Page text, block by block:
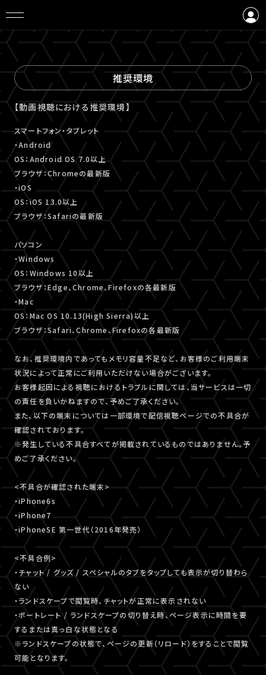
会員登録
推奨環境
【動画視聴における推奨環境】
スマートフォン・タブレット
・Android
OS：Android OS 7.0以上
ブラウザ：Chromeの最新版
・iOS
OS：iOS 13.0以上
ブラウザ：Safariの最新版
パソコン
・Windows
OS：Windows 10以上
ブラウザ：Edge、Chrome、Firefoxの各最新版
・Mac
OS：Mac OS 10.13(High Sierra)以上
ブラウザ：Safari、Chrome、Firefoxの各最新版
なお、推奨環境内であってもメモリ容量不足など、お客様のご利用端末
状況によって正常にご利用いただけない場合がございます。
お客様起因による視聴におけるトラブルに関しては、当サービスは一切
の責任を負いかねますので、予めご了承ください。
また、以下の端末については一部環境で配信視聴ページでの不具合が
確認されております。
※発生している不具合すべてが掲載されているものではありません。予
めご了承ください。
<不具合が確認された端末>
・iPhone6s
・iPhone7
・iPhoneSE 第一世代（2016年発売）
<不具合例>
・チャット / グッズ / スペシャルのタブをタップしても表示が切り替わら
ない
・ランドスケープで閲覧時、チャットが正常に表示されない
・ポートレート / ランドスケープの切り替え時、ページ表示に時間を要
するまたは真っ白な状態となる
※ランドスケープの状態で、ページの更新（リロード）をすることで閲覧
可能となります。